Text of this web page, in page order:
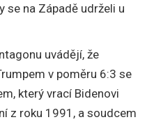
se na Západě udrželi u
uvádějí, že
v poměru 6:3 se
který vrací Bidenovi
z roku 1991, a soudcem